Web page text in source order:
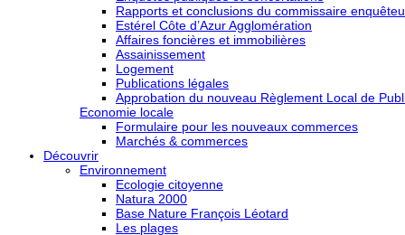
Rapports et conclusions du commissaire
Estérel Côte d’Azur Agglomération
Affaires foncières et immobilières
Assainissement
Logement
Publications légales
Approbation du nouveau Règlement Local de
Economie locale
Formulaire pour les nouveaux commerces
Marchés & commerces
Découvrir
Environnement
Ecologie citoyenne
Natura 2000
Base Nature François Léotard
Les plages